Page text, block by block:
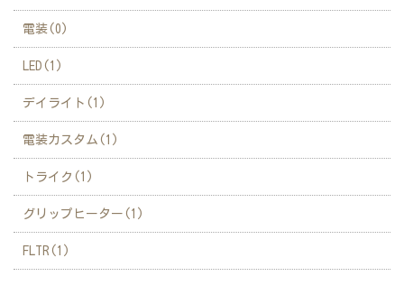
電装(0)
LED(1)
デイライト(1)
電装カスタム(1)
トライク(1)
グリップヒーター(1)
FLTR(1)